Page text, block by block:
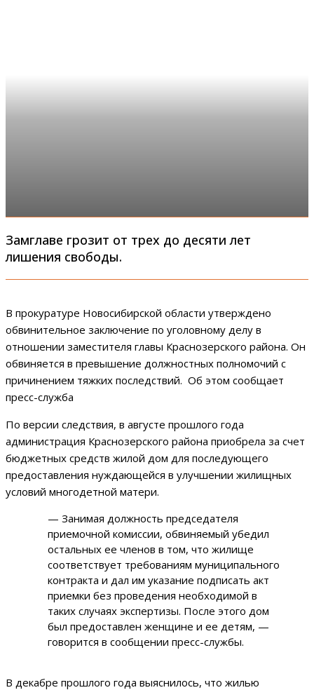
Замглаве грозит от трех до десяти лет
лишения свободы.
В прокуратуре Новосибирской области утверждено
обвинительное заключение по уголовному делу в
отношении заместителя главы Краснозерского района. Он
обвиняется в превышение должностных полномочий с
причинением тяжких последствий. Об этом сообщает
пресс-служба
По версии следствия, в августе прошлого года
администрация Краснозерского района приобрела за счет
бюджетных средств жилой дом для последующего
предоставления нуждающейся в улучшении жилищных
условий многодетной матери.
— Занимая должность председателя
приемочной комиссии, обвиняемый убедил
остальных ее членов в том, что жилище
соответствует требованиям муниципального
контракта и дал им указание подписать акт
приемки без проведения необходимой в
таких случаях экспертизы. После этого дом
был предоставлен женщине и ее детям, —
говорится в сообщении пресс-службы.
В декабре прошлого года выяснилось, что жилью